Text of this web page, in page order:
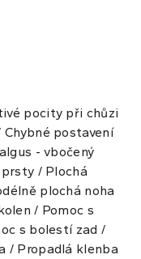
pocity při chůzi
postavení
- vbočený
/ Plochá
plochá noha
/ Pomoc s
s bolestí zad /
/ Propadlá klenba